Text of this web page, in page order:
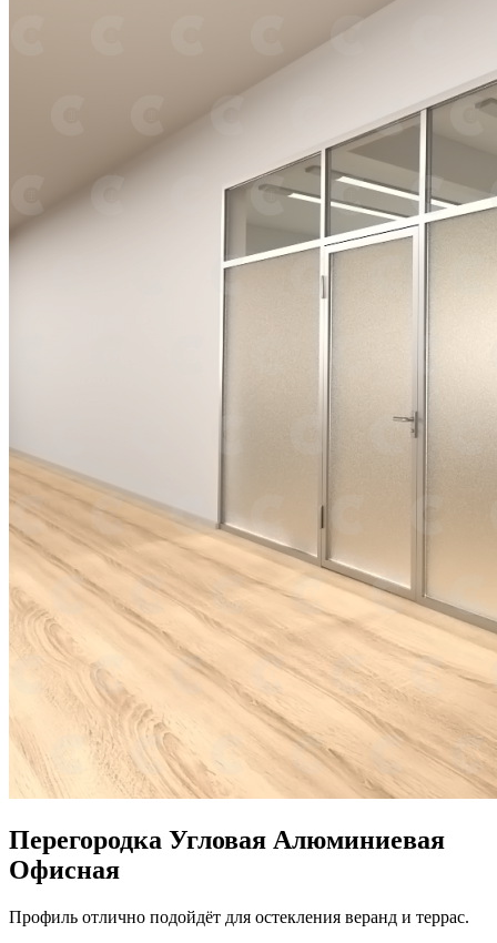
Перегородка Угловая Алюминиевая
Офисная
Профиль отлично подойдёт для остекления веранд и террас.